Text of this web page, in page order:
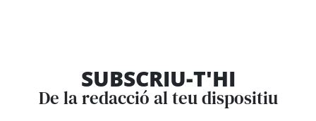
SUBSCRIU-T'HI
De la redacció al teu dispositiu